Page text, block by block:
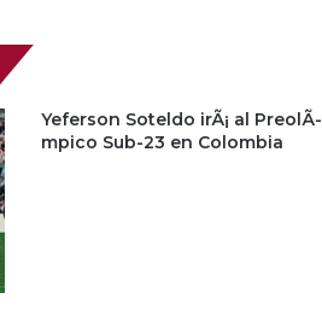
Yeferson Soteldo irÃ¡ al PreolÃ­
mpico Sub-23 en Colombia